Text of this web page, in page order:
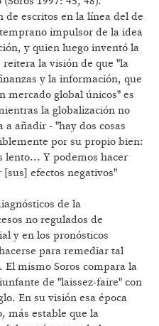
escritos en la línea del de
impulsor de la idea
y quien luego inventó la
la visión de que "la
y la información, que
mercado global únicos" es
la globalización no
añadir - "hay dos cosas
por su propio bien:
lento... Y podemos hacer
efectos negativos"
de la
no regulados de
y en los pronósticos
para remediar tal
mismo Soros compara la
de "laissez-faire" con
En su visión esa época
más estable que la